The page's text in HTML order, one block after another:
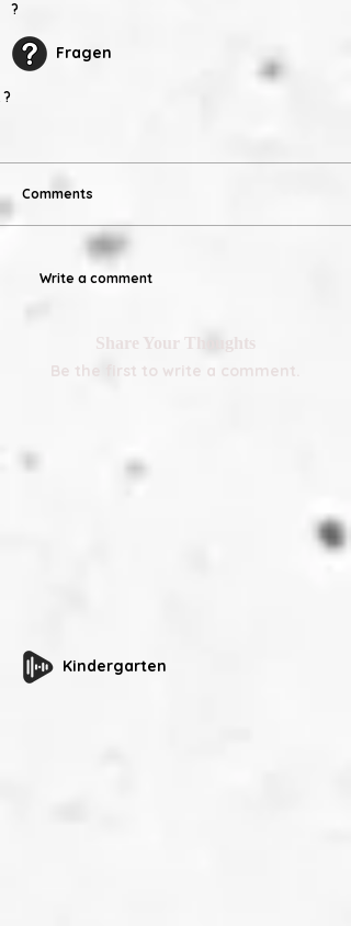
?
Fragen
?
Comments
Write a comment
Share Your Thoughts
Be the first to write a comment.
Kindergarten